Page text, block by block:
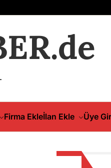
Firma Ekleİlan Ekle Üye